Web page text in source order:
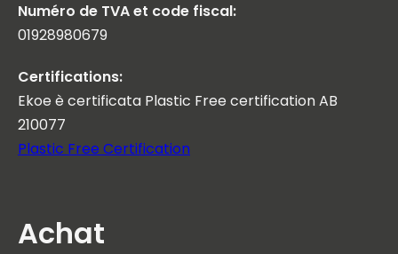
Numéro de TVA et code fiscal:
01928980679
Certifications:
Ekoe è certificata Plastic Free certification AB
210077
Plastic Free Certification
Achat